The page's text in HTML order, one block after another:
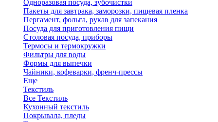
Одноразовая посуда, зубочистки
Пакеты для завтрака, заморозки, пищевая пленка
Пергамент, фольга, рукав для запекания
Посуда для приготовления пищи
Столовая посуда, приборы
Термосы и термокружки
Фильтры для воды
Формы для выпечки
Чайники, кофеварки, френч-прессы
Еще
Текстиль
Все Текстиль
Кухонный текстиль
Покрывала, пледы